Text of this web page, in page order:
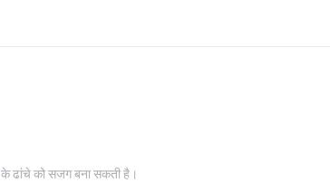
के ढांचे को सजग बना सकती है।